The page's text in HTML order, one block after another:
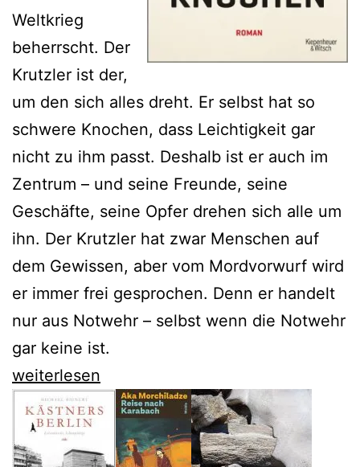
Weltkrieg
beherrscht. Der
Krutzler ist der,
um den sich alles dreht. Er selbst hat so
schwere Knochen, dass Leichtigkeit gar
nicht zu ihm passt. Deshalb ist er auch im
Zentrum – und seine Freunde, seine
Geschäfte, seine Opfer drehen sich alle um
ihn. Der Krutzler hat zwar Menschen auf
dem Gewissen, aber vom Mordvorwurf wird
er immer frei gesprochen. Denn er handelt
nur aus Notwehr – selbst wenn die Notwehr
gar keine ist.
David
Schalko
zeigt
Österreich
weiterlesen